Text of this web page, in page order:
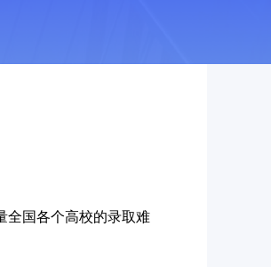
全国各个高校的录取难